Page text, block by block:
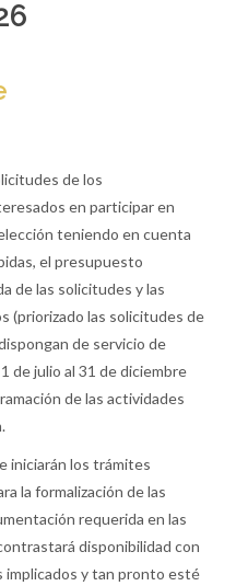
de los
en participar en
teniendo en cuenta
el presupuesto
de las solicitudes y las
(priorizado las solicitudes de
de servicio de
de julio al 31 de diciembre
de las actividades
iniciarán los trámites
la formalización de las
requerida en las
disponibilidad con
implicados y tan pronto esté